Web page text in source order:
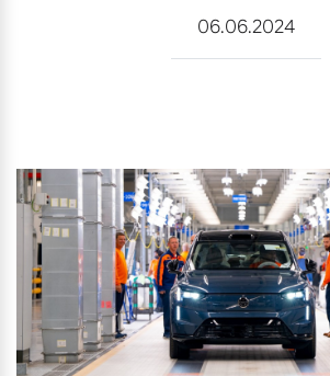
Gebrauchtwagen
Aktuelle Zubehörangebote
Zubehörkatalog
Unser Team
Unsere News & Events
06.06.2024